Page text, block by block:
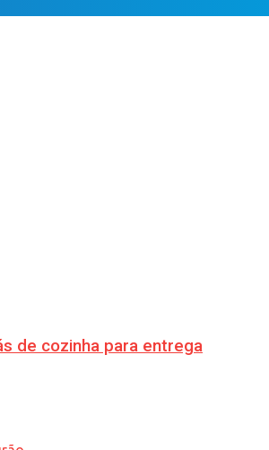
de cozinha para entrega